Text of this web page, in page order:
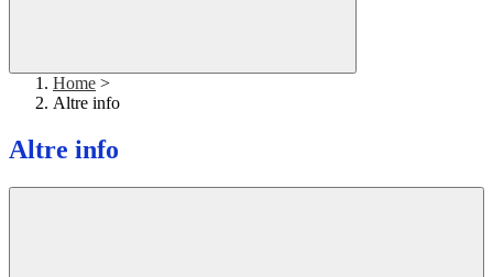
Home >
Altre info
Altre info